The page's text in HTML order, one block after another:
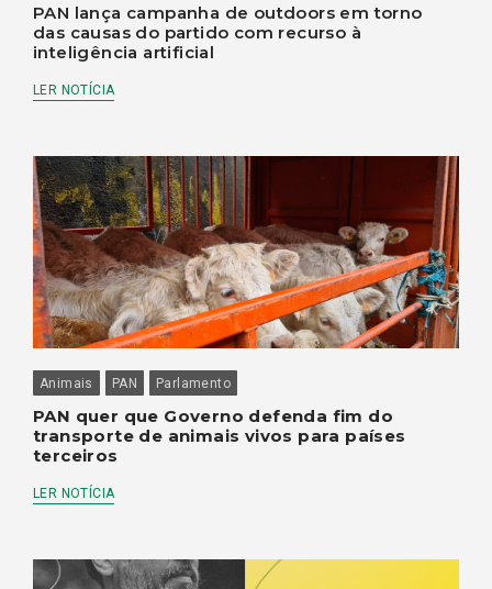
PAN lança campanha de outdoors em torno
das causas do partido com recurso à
inteligência artificial
LER NOTÍCIA
Animais PAN Parlamento
PAN quer que Governo defenda fim do
transporte de animais vivos para países
terceiros
LER NOTÍCIA